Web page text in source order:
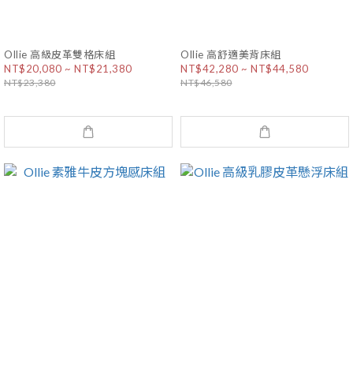
Ollie 高級皮革雙格床組
NT$20,080 ~ NT$21,380
NT$23,380
Ollie 高舒適美背床組
NT$42,280 ~ NT$44,580
NT$46,580